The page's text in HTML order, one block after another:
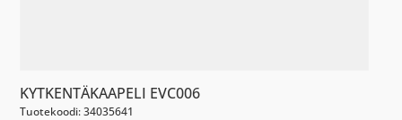
KYTKENTÄKAAPELI EVC006
Tuotekoodi: 34035641